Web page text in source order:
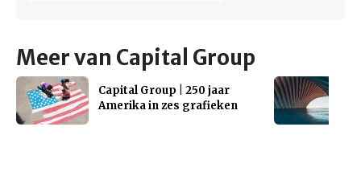
Meer van Capital Group
Capital Group | 250 jaar
Amerika in zes grafieken